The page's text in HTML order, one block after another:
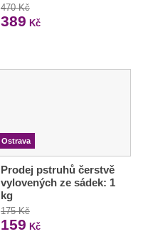
470 Kč
389 Kč
Ostrava
Prodej pstruhů čerstvě
vylovených ze sádek: 1
kg
175 Kč
159 Kč